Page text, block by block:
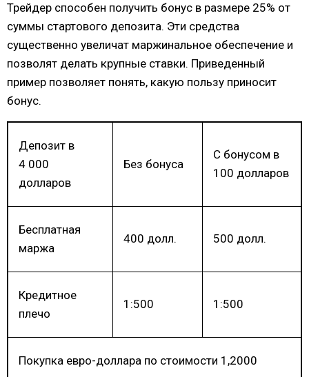
Трейдер способен получить бонус в размере 25% от
суммы стартового депозита. Эти средства
существенно увеличат маржинальное обеспечение и
позволят делать крупные ставки. Приведенный
пример позволяет понять, какую пользу приносит
бонус.
Депозит в
4 000
долларов
Без бонуса
С бонусом в
100 долларов
Бесплатная
маржа
400 долл. 500 долл.
Кредитное
плечо
1:500 1:500
Покупка евро-доллара по стоимости 1,2000